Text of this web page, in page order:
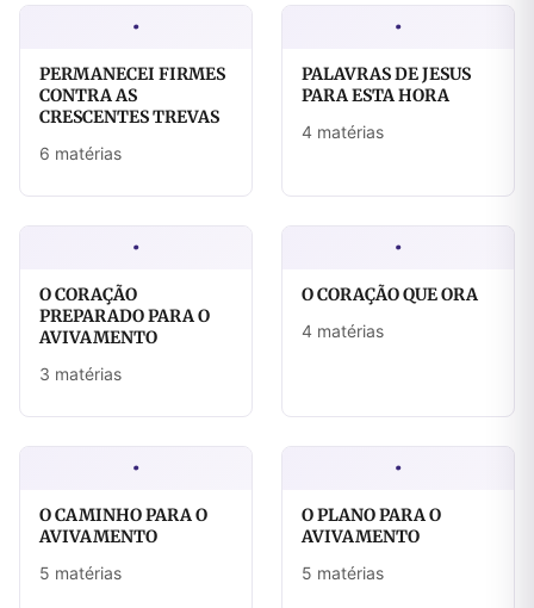
·
PERMANECEI FIRMES
CONTRA AS
CRESCENTES TREVAS
6 matérias
·
PALAVRAS DE JESUS
PARA ESTA HORA
4 matérias
·
O CORAÇÃO
PREPARADO PARA O
AVIVAMENTO
3 matérias
·
O CORAÇÃO QUE ORA
4 matérias
·
O CAMINHO PARA O
AVIVAMENTO
5 matérias
·
O PLANO PARA O
AVIVAMENTO
5 matérias